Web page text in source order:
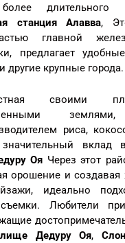
длительного
станция Алавва,
главной
предлагает
крупные города.
своими
риса,
вклад
Оя Через этот
орошение и
идеально
Любители
Дедуру Оя,